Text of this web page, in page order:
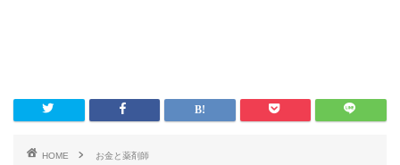
HOME お金と薬剤師